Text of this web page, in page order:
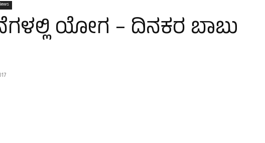
ಯೋಗ – ದಿನಕರ ಬಾಬು